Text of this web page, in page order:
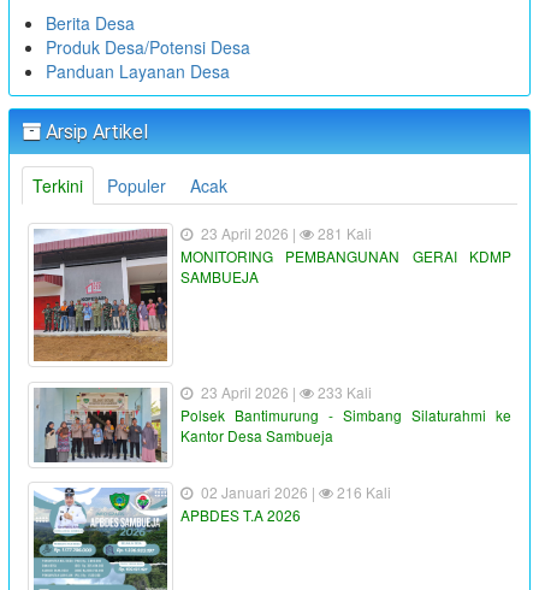
Berita Desa
Produk Desa/Potensi Desa
Panduan Layanan Desa
Arsip Artikel
Terkini Populer Acak
23 April 2026 |
281 Kali
MONITORING PEMBANGUNAN GERAI KDMP
SAMBUEJA
23 April 2026 |
233 Kali
Polsek Bantimurung - Simbang Silaturahmi ke
Kantor Desa Sambueja
02 Januari 2026 |
216 Kali
APBDES T.A 2026